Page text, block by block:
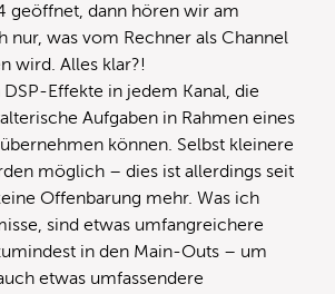
geöffnet, dann hören wir am
nur, was vom Rechner als Channel
wird. Alles klar?!
Effekte in jedem Kanal, die
Aufgaben in Rahmen eines
können. Selbst kleinere
möglich – dies ist allerdings seit
Offenbarung mehr. Was ich
sind etwas umfangreichere
in den Main-Outs – um
etwas umfassendere